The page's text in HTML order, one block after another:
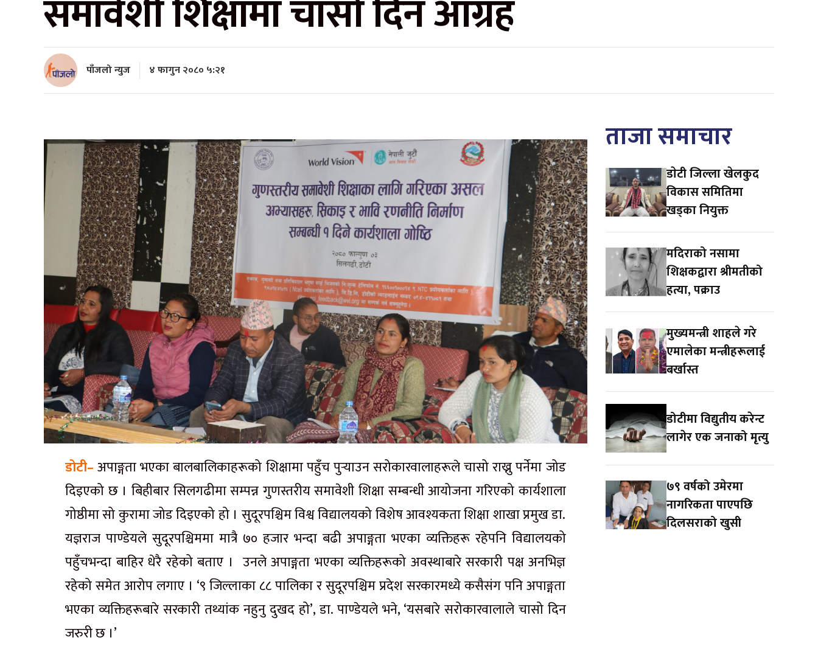
समावेशी शिक्षामा चासो दिन आग्रह
पाँजलो न्युज ४ फागुन २०८० ५:२१
डोटी–अपाङ्गता भएका बालबालिकाहरूको शिक्षामा पहुँच पुर्‍याउन सरोकारवालाहरूले चासो राख्नु पर्नेमा जोड
दिइएको छ । बिहीबार सिलगढीमा सम्पन्न गुणस्तरीय समावेशी शिक्षा सम्बन्धी आयोजना गरिएको कार्यशाला
गोष्ठीमा सो कुरामा जोड दिइएको हो । सुदूरपश्चिम विश्व विद्यालयको विशेष आवश्यकता शिक्षा शाखा प्रमुख डा.
यज्ञराज पाण्डेयले सुदूरपश्चिममा मात्रै ७० हजार भन्दा बढी अपाङ्गता भएका व्यक्तिहरू रहेपनि विद्यालयको
पहुँचभन्दा बाहिर धेरै रहेको बताए । उनले अपाङ्गता भएका व्यक्तिहरूको अवस्थाबारे सरकारी पक्ष अनभिज्ञ
रहेको समेत आरोप लगाए । ‘९ जिल्लाका ८८ पालिका र सुदूरपश्चिम प्रदेश सरकारमध्ये कसैसंग पनि अपाङ्गता
भएकाव्यक्तिहरूबारेसरकारी तथ्यांक नहुनु दुखद हो’, डा. पाण्डेयले भने, ‘यसबारे सरोकारवालाले चासो दिन
जरुरी छ ।’
ताजा समाचार
डाेटी जिल्ला खेलकुद
विकास समितिमा
खड्का नियुक्त
मदिराको नसामा
शिक्षकद्वारा श्रीमतीको
हत्या, पक्राउ
मुख्यमन्त्री शाहले गरे
एमालेका मन्त्रीहरूलाई
बर्खास्त
डोटीमा विद्युतीय करेन्ट
लागेर एक जनाको मृत्यु
७९ वर्षको उमेरमा
नागरिकता पाएपछि
दिलसराको खुसी